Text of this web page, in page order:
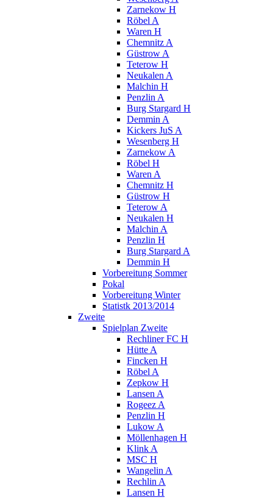
Zarnekow H
Röbel A
Waren H
Chemnitz A
Güstrow A
Teterow H
Neukalen A
Malchin H
Penzlin A
Burg Stargard H
Demmin A
Kickers JuS A
Wesenberg H
Zarnekow A
Röbel H
Waren A
Chemnitz H
Güstrow H
Teterow A
Neukalen H
Malchin A
Penzlin H
Burg Stargard A
Demmin H
Vorbereitung Sommer
Pokal
Vorbereitung Winter
Statistk 2013/2014
Zweite
Spielplan Zweite
Rechliner FC H
Hütte A
Fincken H
Röbel A
Zepkow H
Lansen A
Rogeez A
Penzlin H
Lukow A
Möllenhagen H
Klink A
MSC H
Wangelin A
Rechlin A
Lansen H